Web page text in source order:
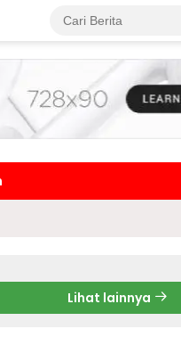
Lihat lainnya